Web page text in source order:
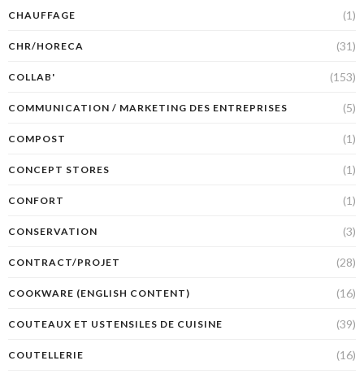
CHAUFFAGE (1)
CHR/HORECA (31)
COLLAB' (153)
COMMUNICATION / MARKETING DES ENTREPRISES (5)
COMPOST (1)
CONCEPT STORES (1)
CONFORT (1)
CONSERVATION (3)
CONTRACT/PROJET (28)
COOKWARE (ENGLISH CONTENT) (16)
COUTEAUX ET USTENSILES DE CUISINE (39)
COUTELLERIE (16)